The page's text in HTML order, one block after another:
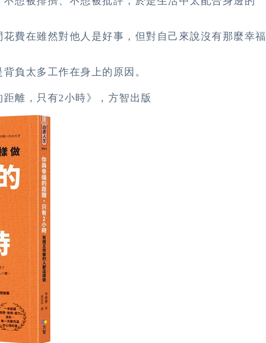
費在雖然對他人是好事，但對自己來說沒有那麼幸福
負太多工作在身上的原因。
離，只有2小時》，方智出版